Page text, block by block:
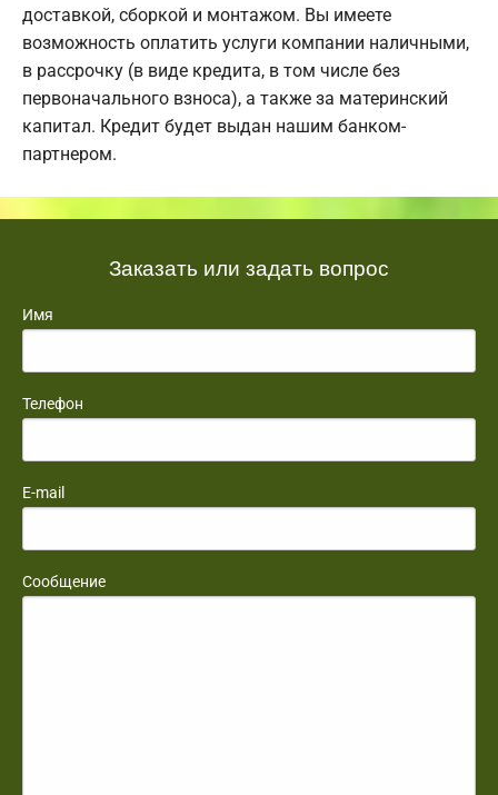
доставкой, сборкой и монтажом. Вы имеете
возможность оплатить услуги компании наличными,
в рассрочку (в виде кредита, в том числе без
первоначального взноса), а также за материнский
капитал. Кредит будет выдан нашим банком-
партнером.
Заказать или задать вопрос
Имя
Телефон
E-mail
Сообщение